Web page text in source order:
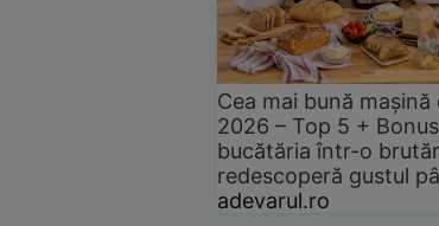
Cea mai bună
2026 – Top 5 +
bucătăria într-o
redescoperă gustul
adevarul.ro